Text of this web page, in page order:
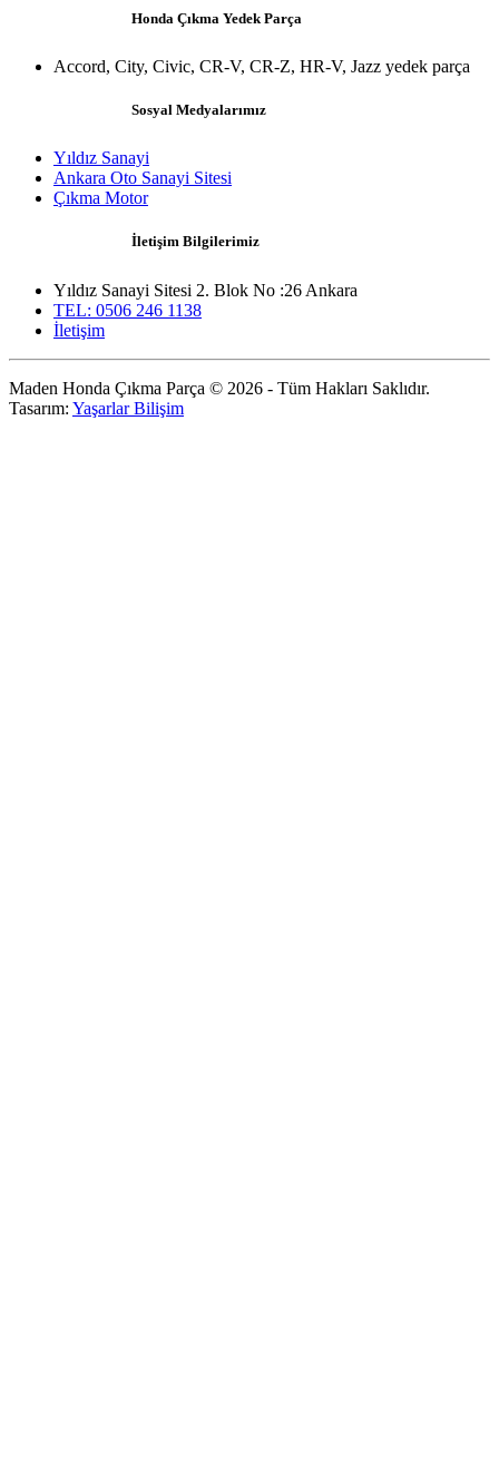
Honda Çıkma Yedek Parça
Accord, City, Civic, CR-V, CR-Z, HR-V, Jazz yedek parça
Sosyal Medyalarımız
Yıldız Sanayi
Ankara Oto Sanayi Sitesi
Çıkma Motor
İletişim Bilgilerimiz
Yıldız Sanayi Sitesi 2. Blok No :26 Ankara
TEL: 0506 246 1138
İletişim
Maden Honda Çıkma Parça © 2026 - Tüm Hakları Saklıdır.
Tasarım: Yaşarlar Bilişim